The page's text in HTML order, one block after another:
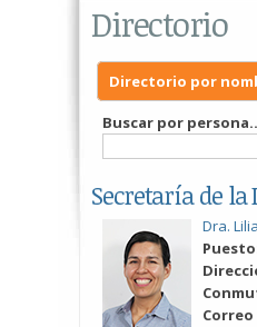
Directorio
Directorio por
Buscar por
Secretaría de la
Dra.